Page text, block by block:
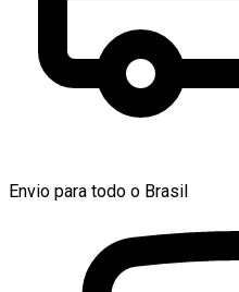
Envio para todo o Brasil